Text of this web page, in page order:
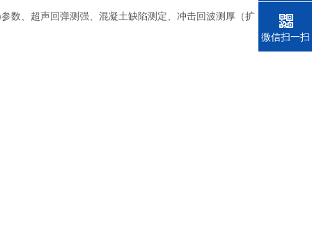
数、超声回弹测强、混凝土缺陷测定、冲击回波测厚（扩
电话
微信扫一扫